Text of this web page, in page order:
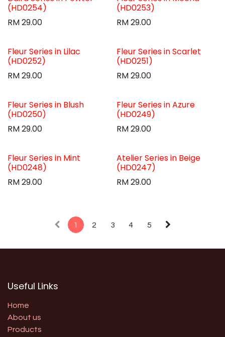
(HD0254)
RM29.00
(HD0253)
RM29.00
Fleur Series in Lilac
(HD0252)
RM29.00
Fleur Series in Scarlet
(HD0251)
RM29.00
Fleur Series in Blush
(HD0250)
RM29.00
Fleur Series in Azure
(HD0249)
RM29.00
Fleur Series in Mint
(HD0248)
RM29.00
Atelier Series in Beige
(HD0247)
RM29.00
1 2 3 4 5
Useful Links
Home
About us
Products